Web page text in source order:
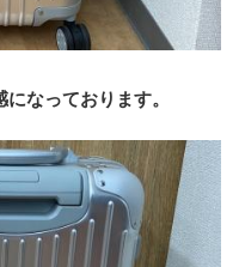
なっております。